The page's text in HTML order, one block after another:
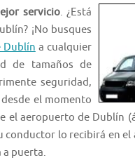
servicio. ¿Está
¡No busques
Dublín a cualquier
de tamaños de
seguridad,
el momento
el aeropuerto de Dublín
lo recibirá en
a puerta.